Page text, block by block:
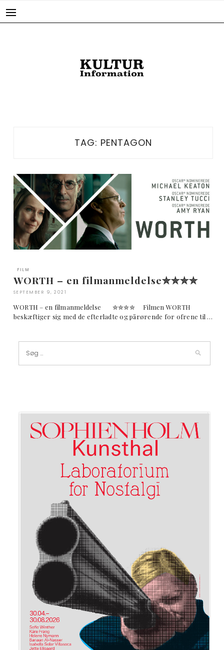
TAG: PENTAGON
FILM
WORTH – en filmanmeldelse✮✮✮✮
SEPTEMBER 9, 2021
WORTH – en filmanmeldelse ✮✮✮✮ Filmen WORTH
beskæftiger sig med de efterladte og pårørende for ofrene til …